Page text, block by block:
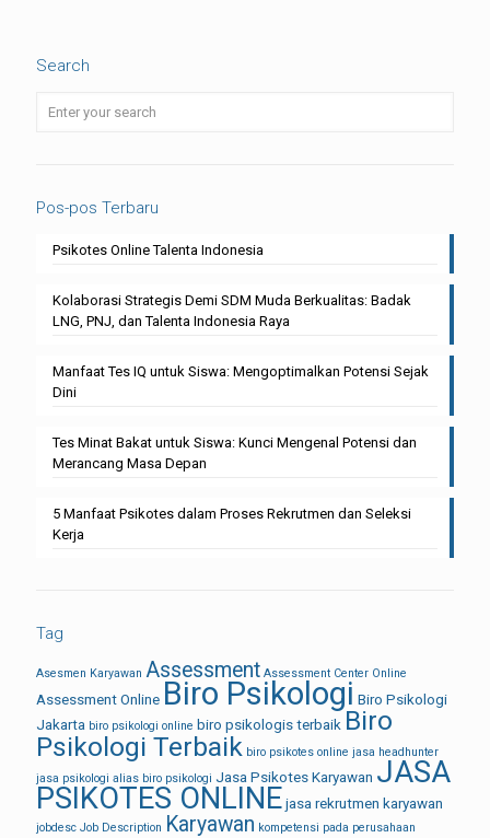
Search
Pos-pos Terbaru
Psikotes Online Talenta Indonesia
Kolaborasi Strategis Demi SDM Muda Berkualitas: Badak
LNG, PNJ, dan Talenta Indonesia Raya
Manfaat Tes IQ untuk Siswa: Mengoptimalkan Potensi Sejak
Dini
Tes Minat Bakat untuk Siswa: Kunci Mengenal Potensi dan
Merancang Masa Depan
5 Manfaat Psikotes dalam Proses Rekrutmen dan Seleksi
Kerja
Tag
Asesmen Karyawan Assessment Assessment Center Online
Assessment Online Biro Psikologi Biro Psikologi
Jakarta biro psikologi online biro psikologis terbaik Biro
Psikologi Terbaik biro psikotes online jasa headhunter
jasa psikologi alias biro psikologi Jasa Psikotes Karyawan JASA
PSIKOTES ONLINE jasa rekrutmen karyawan
jobdesc Job Description Karyawan kompetensi pada perusahaan